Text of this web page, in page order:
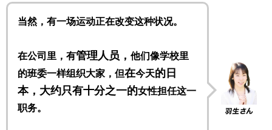
当然，有一场运动正在改变这种状况。
在公司里，有管理人员， 他们像学校里
的班委一样组织大家，但在今天的日
本，大约只有十分之一的女性担任这一
职务。